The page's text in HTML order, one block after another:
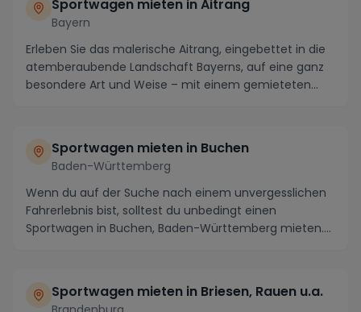
Sportwagen mieten in Aitrang
Bayern
Erleben Sie das malerische Aitrang, eingebettet in die
atemberaubende Landschaft Bayerns, auf eine ganz
besondere Art und Weise – mit einem gemieteten...
Sportwagen mieten in Buchen
Baden-Württemberg
Wenn du auf der Suche nach einem unvergesslichen
Fahrerlebnis bist, solltest du unbedingt einen
Sportwagen in Buchen, Baden-Württemberg mieten.
Sportwagen mieten in Briesen, Rauen u.a.